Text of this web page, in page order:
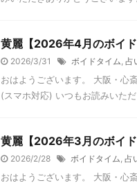
黄麗【2026年4月のボイド
2026/3/31 ボイドタイム, 占
おはようございます。 大阪・心
(スマホ対応) いつもお読みいた
黄麗【2026年3月のボイド
2026/2/28 ボイドタイム, 占
おはようございます。 大阪・心